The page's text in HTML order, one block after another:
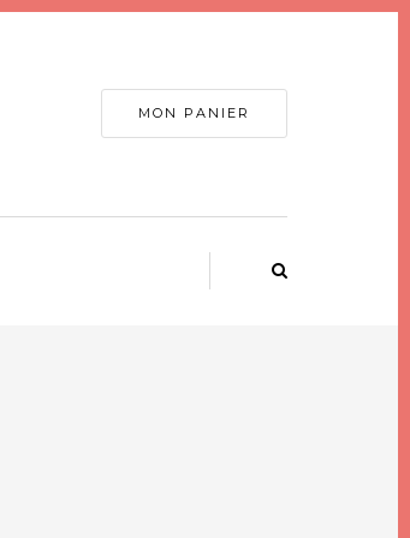
MON PANIER